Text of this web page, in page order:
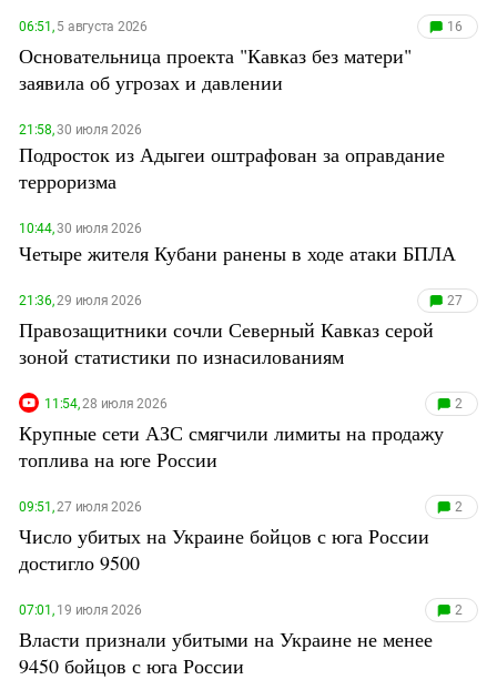
ДАГЕСТАН: ДОЛГАЯ ДОРОГА В БАКУ
Дагестан
Ингушетия
Кабардино-Балкария
Калмыкия
Карачаево-Черкесия
Краснодарский край
Нагорный Карабах
Российская Федерация
Ростовская область
Северная Осетия - Алания
СКФО
Ставропольский край
Чечня
Южная Осетия
Южный Кавказ
ЮФО
06:51,5 августа 2026 16
Основательница проекта "Кавказ без матери"
заявила об угрозах и давлении
21:58,30 июля 2026
Подросток из Адыгеи оштрафован за оправдание
терроризма
10:44,30 июля 2026
Четыре жителя Кубани ранены в ходе атаки БПЛА
21:36,29 июля 2026 27
Правозащитники сочли Северный Кавказ серой
зоной статистики по изнасилованиям
11:54,28 июля 2026 2
Крупные сети АЗС смягчили лимиты на продажу
топлива на юге России
09:51,27 июля 2026 2
Число убитых на Украине бойцов с юга России
достигло 9500
07:01,19 июля 2026 2
Власти признали убитыми на Украине не менее
9450 бойцов с юга России